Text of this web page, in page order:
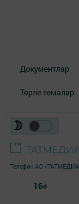
Документлар
Төрле темалар
Телефон АО
16+